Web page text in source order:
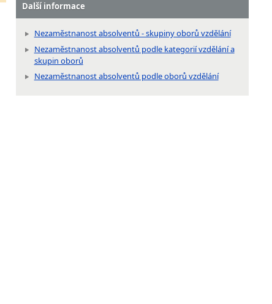
Další informace
Nezaměstnanost absolventů - skupiny oborů vzdělání
Nezaměstnanost absolventů podle kategorií vzdělání a
skupin oborů
Nezaměstnanost absolventů podle oborů vzdělání